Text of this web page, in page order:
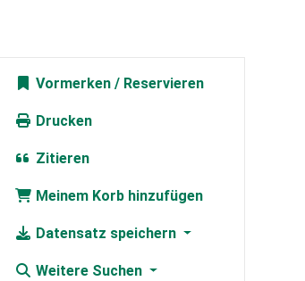
Vormerken
Drucken
Zitieren
Meinem Korb hinzufügen
Datensatz speichern
Weitere Suchen